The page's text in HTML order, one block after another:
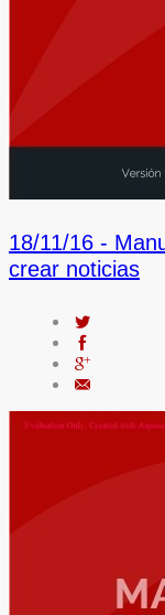
18/11/16 -
crear noticias